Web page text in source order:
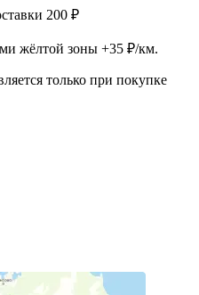
200 ₽
жёлтой зоны +35 ₽/км.
только при покупке